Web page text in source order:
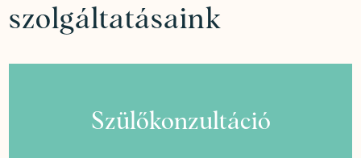
szolgáltatásaink
Szülőkonzultáció